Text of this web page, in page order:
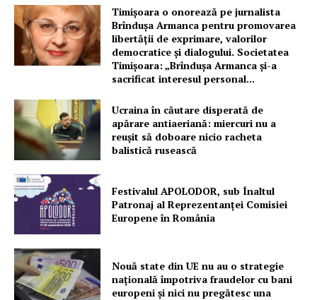
Timișoara o onorează pe jurnalista
Brîndușa Armanca pentru promovarea
libertății de exprimare, valorilor
democratice și dialogului. Societatea
Timișoara: „Brîndușa Armanca și-a
sacrificat interesul personal...
Ucraina în căutare disperată de
apărare antiaeriană: miercuri nu a
reușit să doboare nicio racheta
balistică rusească
Festivalul APOLODOR, sub Înaltul
Patronaj al Reprezentanței Comisiei
Europene în România
Nouă state din UE nu au o strategie
națională împotriva fraudelor cu bani
europeni și nici nu pregătesc una